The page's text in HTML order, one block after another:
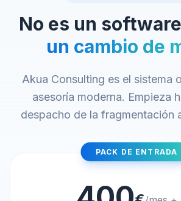
No es un
un cambio de
Akua Consulting es el sistema
asesoría moderna. Empieza
despacho de la fragmentación
PACK DE ENTRADA